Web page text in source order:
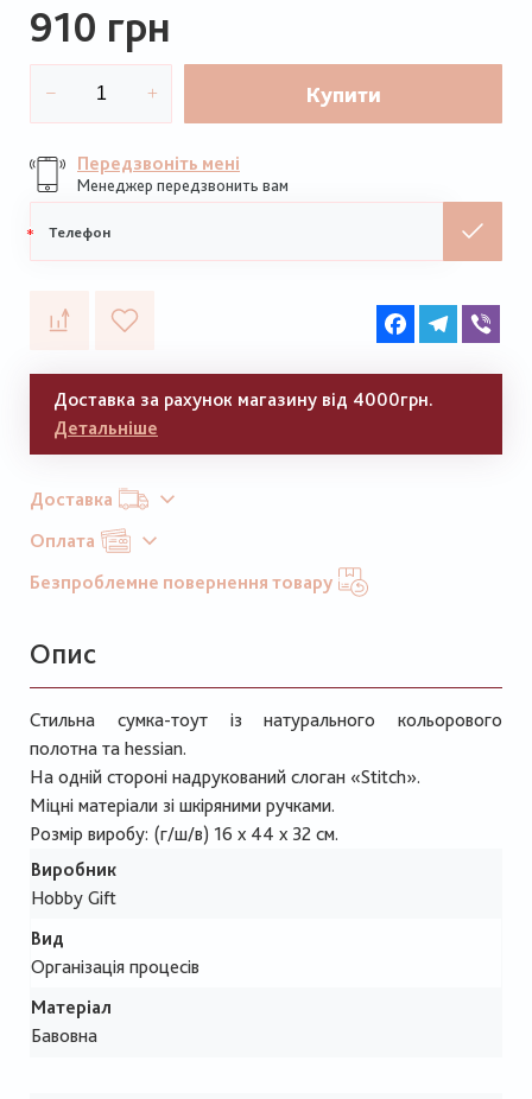
910 грн
Купити
Передзвоніть мені
Менеджер передзвонить вам
телефон
FacebookTelegram
Доставка за рахунок магазину від 4000грн.
Детальніше
Доставка
Оплата
Безпроблемне повернення товару
Опис
Стильна сумка-тоут із натурального кольорового
полотна та hessian.
На одній стороні надрукований слоган «Stitch».
Міцні матеріали зі шкіряними ручками.
Розмір виробу: (г/ш/в) 16 х 44 х 32 см.
Виробник
Hobby Gift
Вид
Організація процесів
Матеріал
Бавовна